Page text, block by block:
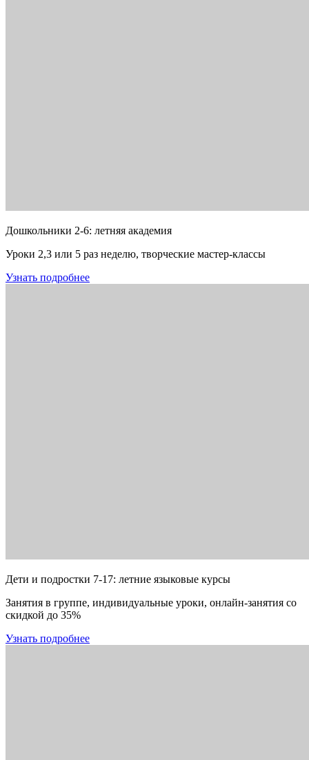
Дошкольники 2-6: летняя академия
Уроки 2,3 или 5 раз неделю, творческие мастер-классы
Узнать подробнее
Дети и подростки 7-17: летние языковые курсы
Занятия в группе, индивидуальные уроки, онлайн-занятия со
скидкой до 35%
Узнать подробнее